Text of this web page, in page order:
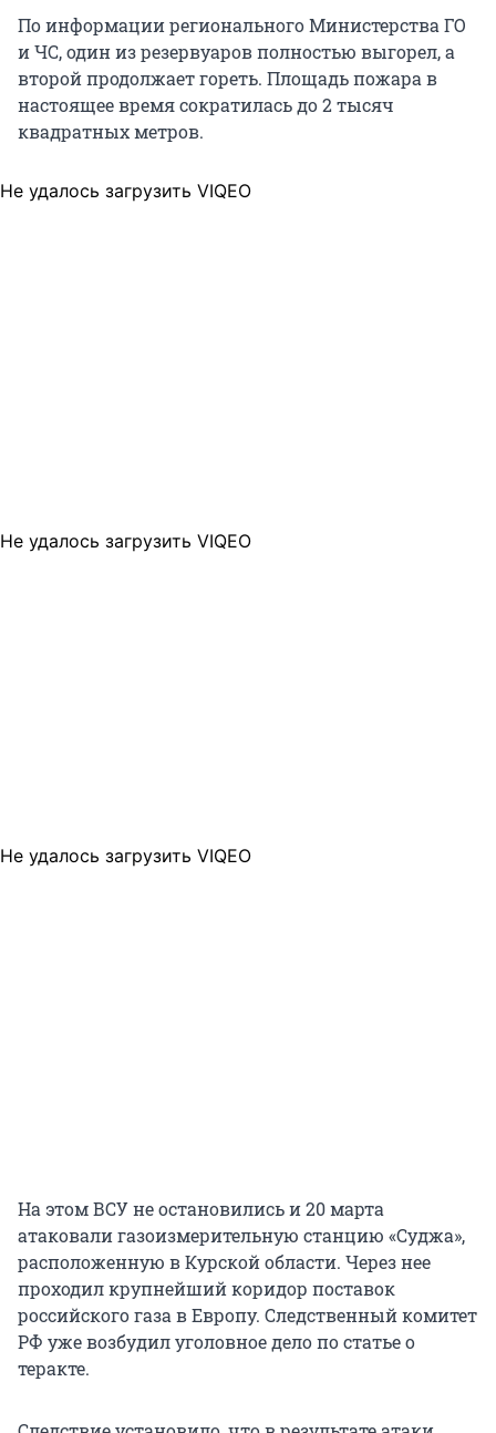
По информации регионального Министерства ГО
и ЧС, один из резервуаров полностью выгорел, а
второй продолжает гореть. Площадь пожара в
настоящее время сократилась до2 тысяч
квадратных метров.
Не удалось загрузить VIQEO
Не удалось загрузить VIQEO
Не удалось загрузить VIQEO
На этом ВСУ не остановились и 20 марта
атаковали газоизмерительную станцию «Суджа»,
расположенную в Курской области. Через нее
проходил крупнейший коридор поставок
российского газа в Европу. Следственный комитет
РФ уже возбудил уголовное дело по статье о
теракте.